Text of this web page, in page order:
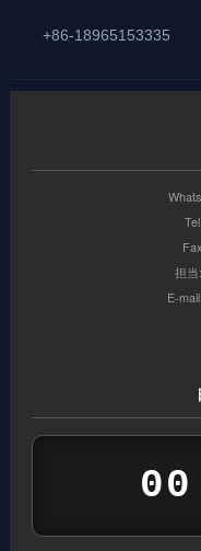
+86-18965153335
Tel:
担当:
E-mail: